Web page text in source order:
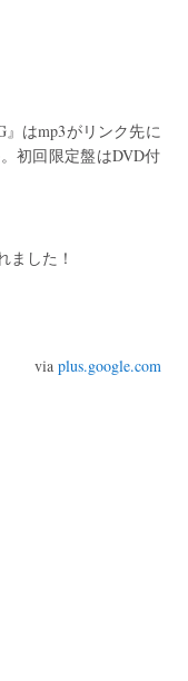
はmp3がリンク先に
初回限定盤はDVD付
ました！
via plus.google.com